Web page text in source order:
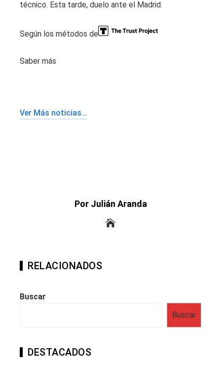
técnico. Esta tarde, duelo ante el Madrid.
Según los métodos de
Saber más
Ver Más noticias…
Por Julián Aranda
RELACIONADOS
Buscar
Buscar
DESTACADOS